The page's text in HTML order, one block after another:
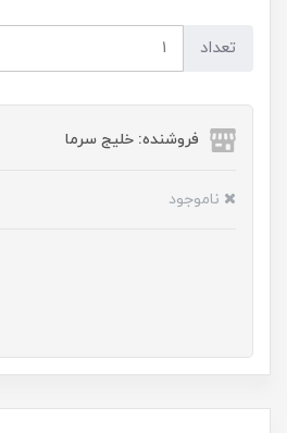
تعداد
فروشنده: خلیج سرما
ناموجود